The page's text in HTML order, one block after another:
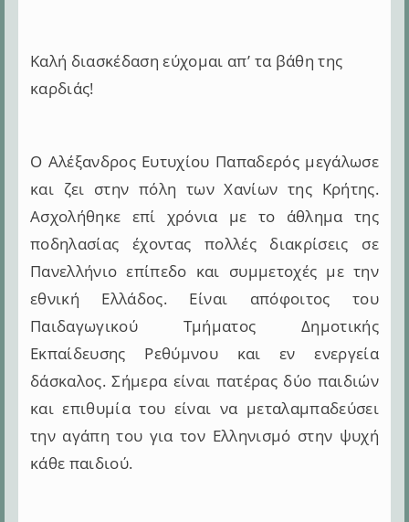
Καλή διασκέδαση εύχομαι απ’ τα βάθη της
καρδιάς!
Ο Αλέξανδρος Ευτυχίου Παπαδερός μεγάλωσε
και ζει στην πόλη των Χανίων της Κρήτης.
Ασχολήθηκε επί χρόνια με το άθλημα της
ποδηλασίας έχοντας πολλές διακρίσεις σε
Πανελλήνιο επίπεδο και συμμετοχές με την
εθνική Ελλάδος. Είναι απόφοιτος του
Παιδαγωγικού Τμήματος Δημοτικής
Εκπαίδευσης Ρεθύμνου και εν ενεργεία
δάσκαλος. Σήμερα είναι πατέρας δύο παιδιών
και επιθυμία του είναι να μεταλαμπαδεύσει
την αγάπη του για τον Ελληνισμό στην ψυχή
κάθε παιδιού.